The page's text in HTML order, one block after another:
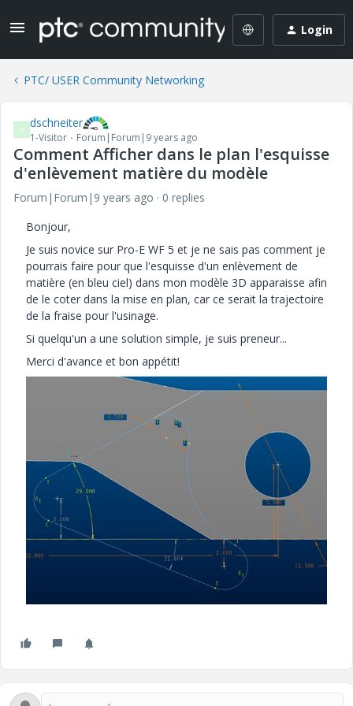
Login
PTC/ USER Community Networking
D dschneiter
1-Visitor Forum|Forum|9 years ago
Comment Afficher dans le plan l'esquisse
d'enlèvement matière du modèle
Forum|Forum|9 years ago
0 replies
Bonjour,
Je suis novice sur Pro-E WF 5 et je ne sais pas comment je
pourrais faire pour que l'esquisse d'un enlèvement de
matière (en bleu ciel) dans mon modèle 3D apparaisse afin
de le coter dans la mise en plan, car ce serait la trajectoire
de la fraise pour l'usinage.
Si quelqu'un a une solution simple, je suis preneur...
Merci d'avance et bon appétit!